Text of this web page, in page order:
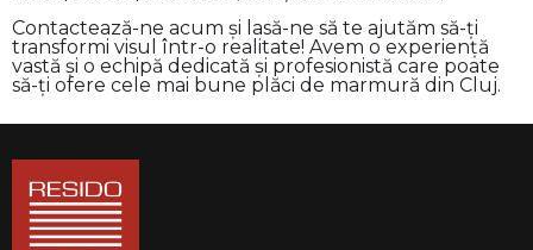
Contactează-ne acum și lasă-ne să te ajutăm să-ți
transformi visul într-o realitate! Avem o experiență
vastă și o echipă dedicată și profesionistă care poate
să-ți ofere cele mai bune plăci de marmură din Cluj.